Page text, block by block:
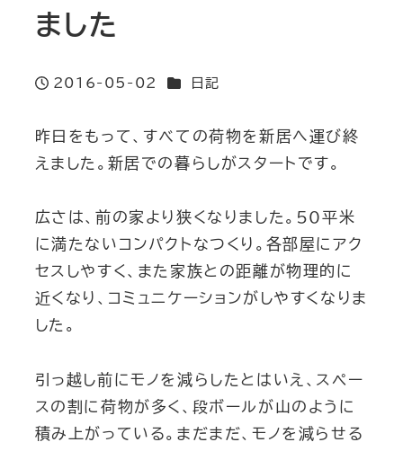
ました
投稿日
2016-05-02 カテゴリー
日記
昨日をもって、すべての荷物を新居へ運び終
えました。新居での暮らしがスタートです。
広さは、前の家より狭くなりました。50平米
に満たないコンパクトなつくり。各部屋にアク
セスしやすく、また家族との距離が物理的に
近くなり、コミュニケーションがしやすくなりま
した。
引っ越し前にモノを減らしたとはいえ、スペー
スの割に荷物が多く、段ボールが山のように
積み上がっている。まだまだ、モノを減らせる